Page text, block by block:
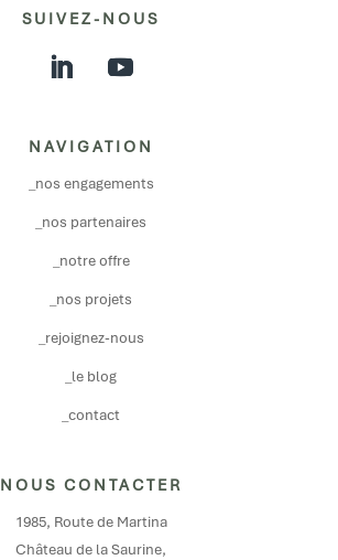
SUIVEZ-NOUS
NAVIGATION
_nos engagements
_nos partenaires
_notre offre
_nos projets
_rejoignez-nous
_le blog
_contact
NOUS CONTACTER
1985, Route de Martina
Château de la Saurine,